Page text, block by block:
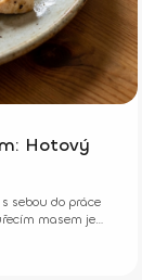
Hotový
sebou do práce
masem je